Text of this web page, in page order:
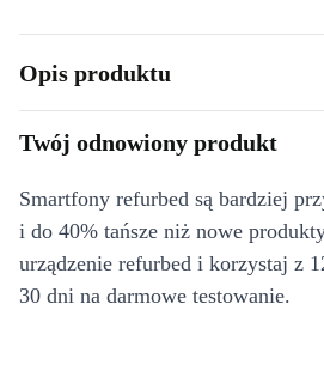
Opis produktu
Twój odnowiony produkt
Smartfony refurbed są bardziej
i do 40% tańsze niż nowe
urządzenie refurbed i korzystaj z
30 dni na darmowe testowanie.